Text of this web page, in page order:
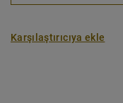
Karşılaştırıcıya ekle